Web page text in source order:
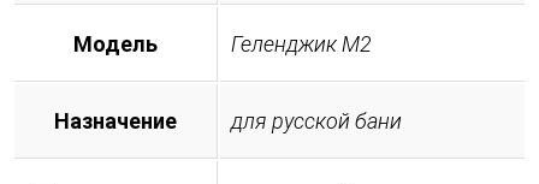
Модель Геленджик М2
Назначение для русской бани